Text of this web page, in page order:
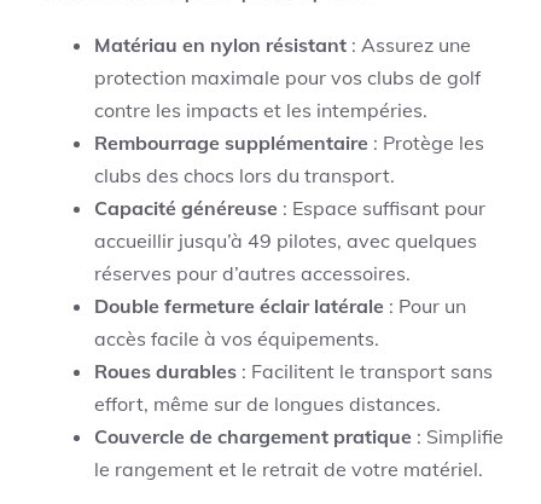
Matériau en nylon résistant : Assurez une
protection maximale pour vos clubs de golf
contre les impacts et les intempéries.
Rembourrage supplémentaire : Protège les
clubs des chocs lors du transport.
Capacité généreuse : Espace suffisant pour
accueillir jusqu’à 49 pilotes, avec quelques
réserves pour d’autres accessoires.
Double fermeture éclair latérale : Pour un
accès facile à vos équipements.
Roues durables : Facilitent le transport sans
effort, même sur de longues distances.
Couvercle de chargement pratique : Simplifie
le rangement et le retrait de votre matériel.